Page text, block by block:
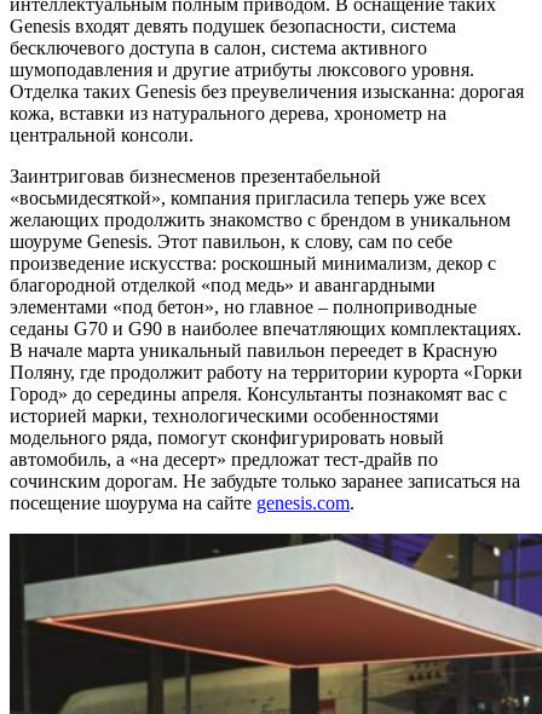
интеллектуальным полным приводом. В оснащение таких
Genesis входят девять подушек безопасности, система
бесключевого доступа в салон, система активного
шумоподавления и другие атрибуты люксового уровня.
Отделка таких Genesis без преувеличения изысканна: дорогая
кожа, вставки из натурального дерева, хронометр на
центральной консоли.
Заинтриговав бизнесменов презентабельной
«восьмидесяткой», компания пригласила теперь уже всех
желающих продолжить знакомство с брендом в уникальном
шоуруме Genesis. Этот павильон, к слову, сам по себе
произведение искусства: роскошный минимализм, декор с
благородной отделкой «под медь» и авангардными
элементами «под бетон», но главное – полноприводные
седаны G70 и G90 в наиболее впечатляющих комплектациях.
В начале марта уникальный павильон переедет в Красную
Поляну, где продолжит работу на территории курорта «Горки
Город» до середины апреля. Консультанты познакомят вас с
историей марки, технологическими особенностями
модельного ряда, помогут сконфигурировать новый
автомобиль, а «на десерт» предложат тест-драйв по
сочинским дорогам. Не забудьте только заранее записаться на
посещение шоурума на сайте genesis.com.